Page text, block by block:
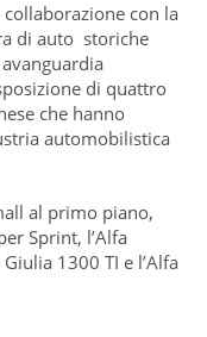
con la
di auto storiche
di quattro
che hanno
automobilistica
al primo piano,
Sprint, l’Alfa
1300 TI e l’Alfa